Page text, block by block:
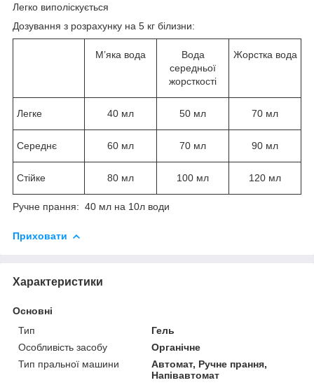
Легко виполіскується
Дозування з розрахунку на 5 кг білизни:
М’яка вода
Вода
середньої
жорсткості
Жорстка вода
Легке 40 мл 50 мл 70 мл
Середнє 60 мл 70 мл 90 мл
Стійке 80 мл 100 мл 120 мл
Ручне прання: 40 мл на 10л води
Приховати
Характеристики
Основні
Тип
Гель
Особливість засобу
Органічне
Тип пральної машини
Автомат, Ручне прання,
Напівавтомат